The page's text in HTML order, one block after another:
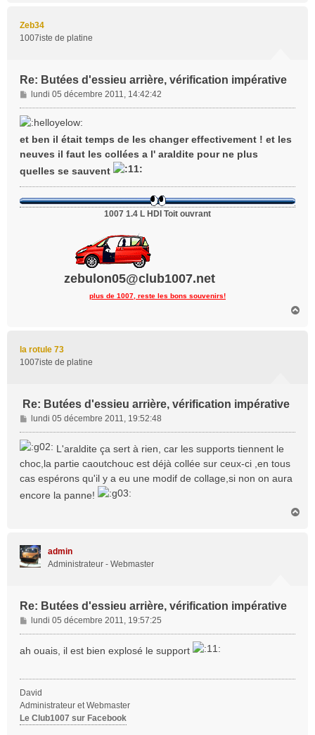
Zeb34
1007iste de platine
Re: Butées d'essieu arrière, vérification impérative
M
e
s
a
g
e
lundi 05 décembre 2011, 14:42:42
et ben il était temps de les changer effectivement ! et les
neuves il faut les collées a l' araldite pour ne plus
quelles se sauvent
1007 1.4 L HDI Toit ouvrant
zebulon05@club1007.net
plus de 1007, reste les bons souvenirs!
la rotule 73
1007iste de platine
Re: Butées d'essieu arrière, vérification impérative
M
e
s
a
g
e
lundi 05 décembre 2011, 19:52:48
L'araldite ça sert à rien, car les supports tiennent le
choc,la partie caoutchouc est déjà collée sur ceux-ci ,en tous
cas espérons qu'il y a eu une modif de collage,si non on aura
encore la panne!
admin
Administrateur - Webmaster
Re: Butées d'essieu arrière, vérification impérative
M
e
s
g
e
lundi 05 décembre 2011, 19:57:25
ah ouais, il est bien explosé le support
David
Administrateur et Webmaster
Le Club1007 sur Facebook